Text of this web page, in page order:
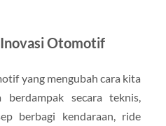
Otomotif
yang mengubah cara kita
berdampak secara teknis,
berbagi kendaraan, ride